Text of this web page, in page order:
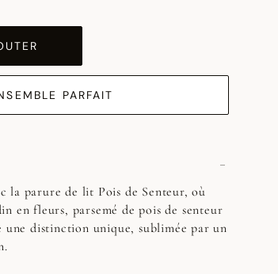
PARFAIT
la parure de lit Pois de Senteur, où
en fleurs, parsemé de pois de senteur
une distinction unique, sublimée par un